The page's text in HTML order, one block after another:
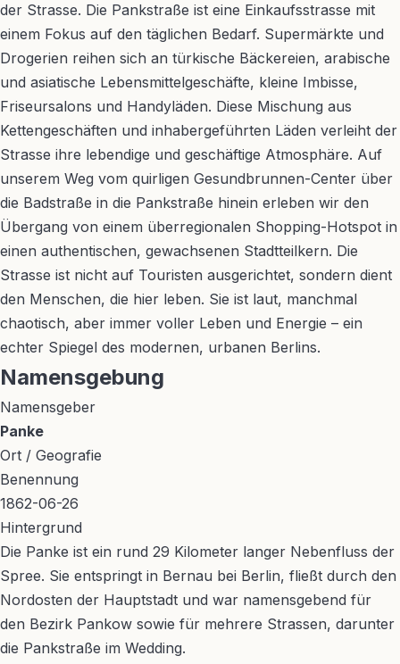
der Strasse. Die Pankstraße ist eine Einkaufsstrasse mit
einem Fokus auf den täglichen Bedarf. Supermärkte und
Drogerien reihen sich an türkische Bäckereien, arabische
und asiatische Lebensmittelgeschäfte, kleine Imbisse,
Friseursalons und Handyläden. Diese Mischung aus
Kettengeschäften und inhabergeführten Läden verleiht der
Strasse ihre lebendige und geschäftige Atmosphäre. Auf
unserem Weg vom quirligen Gesundbrunnen-Center über
die Badstraße in die Pankstraße hinein erleben wir den
Übergang von einem überregionalen Shopping-Hotspot in
einen authentischen, gewachsenen Stadtteilkern. Die
Strasse ist nicht auf Touristen ausgerichtet, sondern dient
den Menschen, die hier leben. Sie ist laut, manchmal
chaotisch, aber immer voller Leben und Energie – ein
echter Spiegel des modernen, urbanen Berlins.
Namensgebung
Namensgeber
Panke
Ort / Geografie
Benennung
1862-06-26
Hintergrund
Die Panke ist ein rund 29 Kilometer langer Nebenfluss der
Spree. Sie entspringt in Bernau bei Berlin, fließt durch den
Nordosten der Hauptstadt und war namensgebend für
den Bezirk Pankow sowie für mehrere Strassen, darunter
die Pankstraße im Wedding.